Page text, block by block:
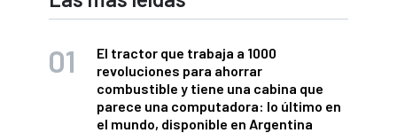
El tractor que trabaja a 1000
revoluciones para ahorrar
combustible y tiene una cabina que
parece una computadora: lo último en
el mundo, disponible en Argentina